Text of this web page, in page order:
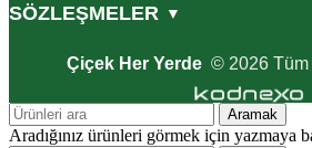
SÖZLEŞMELER ▼
Çiçek Her Yerde © 2026 Tüm
Aramak
Aradığınız ürünleri görmek için yazmaya